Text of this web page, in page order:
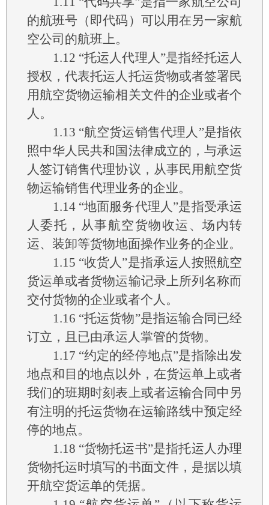
的航班号（即代码）可以用在另一家航
空公司的航班上。
1.12 “托运人代理人”是指经托运人
授权，代表托运人托运货物或者签署民
用航空货物运输相关文件的企业或者个
人。
1.13 “航空货运销售代理人”是指依
照中华人民共和国法律成立的，与承运
人签订销售代理协议，从事民用航空货
物运输销售代理业务的企业。
1.14 “地面服务代理人”是指受承运
人委托，从事航空货物收运、场内转
运、装卸等货物地面操作业务的企业。
1.15 “收货人”是指承运人按照航空
货运单或者货物运输记录上所列名称而
交付货物的企业或者个人。
1.16 “托运货物”是指运输合同已经
订立，且已由承运人掌管的货物。
1.17 “约定的经停地点”是指除出发
地点和目的地点以外，在货运单上或者
我们的班期时刻表上或者运输合同中另
有注明的托运货物在运输路线中预定经
停的地点。
1.18 “货物托运书”是指托运人办理
货物托运时填写的书面文件，是据以填
开航空货运单的凭据。